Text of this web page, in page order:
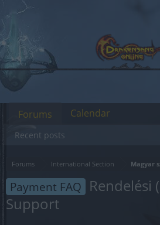
Forums International Section Magyar
Payment FAQ Rendelési
Support
Forums
Recent posts
Calendar